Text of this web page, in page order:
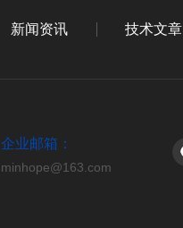
新闻资讯 技术文章
企业邮箱：
minhope@163.com